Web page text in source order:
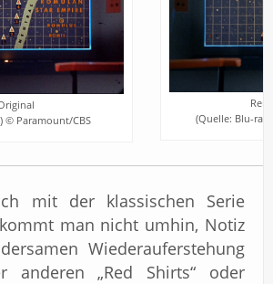
© Paramount/CBS
(Quelle: Blu-
mit der klassischen Serie
man nicht umhin, Notiz
Wiederauferstehung
anderen „Red Shirts“ oder